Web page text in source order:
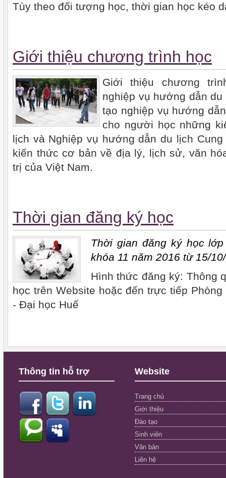
Tùy theo đối tượng học, thời gian học kéo
Giới thiệu chương trình học
Giới thiệu chương
nghiệp vụ hướng dẫn
tạo nghiệp vụ hướng
cho người học những
lịch và Nghiệp vụ hướng dẫn du lịch
kiến thức cơ bản về địa lý, lịch sử, văn
trị của Việt Nam.
Thời gian đăng ký học
Thời gian đăng ký học
khóa 11 năm 2016 từ 15/
Hình thức đăng ký: Thông
học trên Website hoặc đến trực tiếp
- Đại học Huế
Thông tin hỗ trợ Website
Trang chủ
Giới thiệu
Đào tạo
Sinh viên
Văn bản
Liên hệ